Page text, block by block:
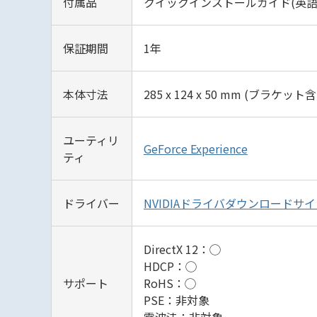
保証期間 1年
本体寸法 285 x 124 x 50 mm (ブラケット
ユーティリ
ティ
GeForce Experience
ドライバー NVIDIAドライバダウンロードサ
サポート
DirectX 12：◯
HDCP：◯
RoHS：◯
PSE：非対象